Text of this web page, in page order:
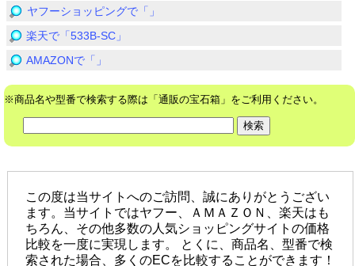
ヤフーショッピングで「」
楽天で「533B-SC」
AMAZONで「」
※商品名や型番で検索する際は「通販の宝石箱」をご利用ください。
この度は当サイトへのご訪問、誠にありがとうござい
ます。当サイトではヤフー、ＡＭＡＺＯＮ、楽天はも
ちろん、その他多数の人気ショッピングサイトの価格
比較を一度に実現します。 とくに、商品名、型番で検
索された場合、多くのECを比較することができます！